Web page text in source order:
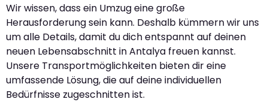
Wir wissen, dass ein Umzug eine große
Herausforderung sein kann. Deshalb kümmern wir uns
um alle Details, damit du dich entspannt auf deinen
neuen Lebensabschnitt in Antalya freuen kannst.
Unsere Transportmöglichkeiten bieten dir eine
umfassende Lösung, die auf deine individuellen
Bedürfnisse zugeschnitten ist.